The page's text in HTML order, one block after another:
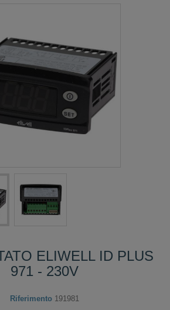
ELIWELL ID PLUS
971 - 230V
Riferimento 191981